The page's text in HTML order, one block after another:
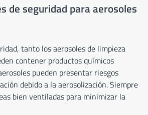
de seguridad para aerosoles
tanto los aerosoles de limpieza
contener productos químicos
pueden presentar riesgos
debido a la aerosolización. Siempre
bien ventiladas para minimizar la